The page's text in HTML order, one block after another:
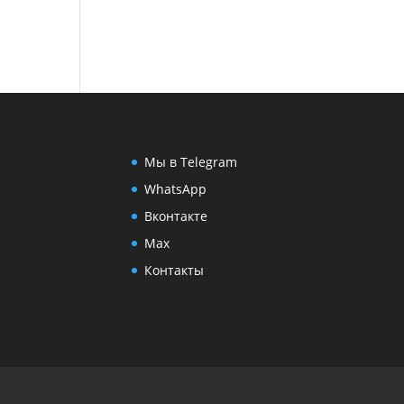
Мы в Telegram
WhatsApp
Вконтакте
Max
Контакты